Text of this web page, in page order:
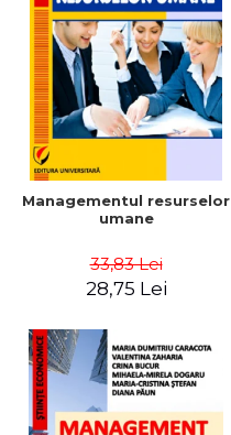
Managementul resurselor
umane
33,83 Lei
28,75 Lei